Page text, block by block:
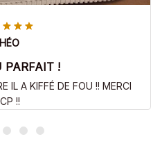
PARFAIT !
IL A KIFFÉ DE FOU !! MERCI
!!